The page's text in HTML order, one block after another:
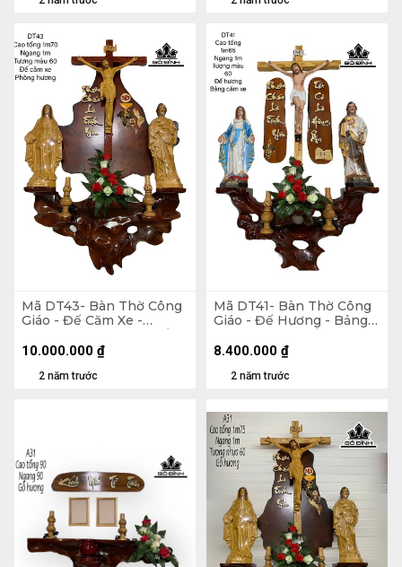
Mã DT43- Bàn Thờ Công
Giáo - Đế Căm Xe -
Phông Hương - Cao Tổng
170 Ngang 100 Tượng
Màu 60 (cm)
2 năm trước
10.000.000 ₫
Mã DT41- Bàn Thờ Công
Giáo - Đế Hương - Bảng
Căm Xe - Cao Tổng 165
Ngang 100 Tượng Màu
2 năm trước
8.400.000 ₫